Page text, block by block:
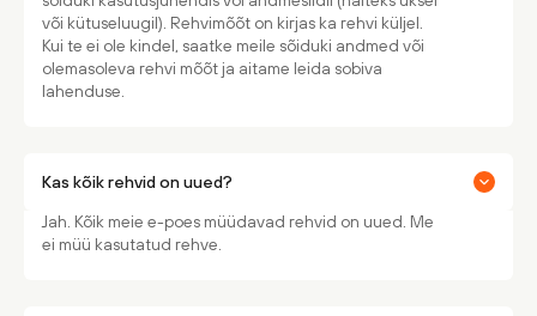
või kütuseluugil). Rehvimõõt on kirjas ka rehvi küljel.
Kui te ei ole kindel, saatke meile sõiduki andmed või
olemasoleva rehvi mõõt ja aitame leida sobiva
lahenduse.
Kas kõik rehvid on uued?
Jah. Kõik meie e-poes müüdavad rehvid on uued. Me
ei müü kasutatud rehve.